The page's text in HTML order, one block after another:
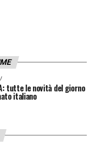
tutte le novità del giorno
italiano